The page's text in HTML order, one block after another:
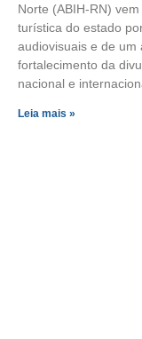
Norte (ABIH-RN)
turística do estado
audiovisuais e de um
fortalecimento da
nacional e
Leia mais »